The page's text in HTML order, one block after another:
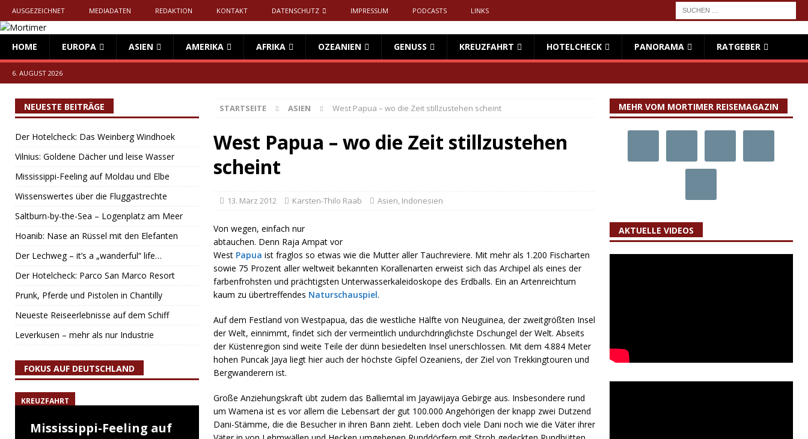
AUSGEZEICHNET MEDIADATEN REDAKTION KONTAKT DATENSCHUTZ IMPRESSUM PODCASTS LINKS
HOME EUROPA ASIEN AMERIKA AFRIKA OZEANIEN GENUSS KREUZFAHRT HOTELCHECK PANORAMA RATGEBER
6. AUGUST 2026
STARTSEITE ASIEN West Papua – wo die Zeit stillzustehen scheint
West Papua – wo die Zeit stillzustehen
scheint
13. März 2012 Karsten-Thilo Raab Asien, Indonesien
Von wegen, einfach nur
abtauchen. Denn Raja Ampat vor
West Papua ist fraglos so etwas wie die Mutter aller Tauchreviere. Mit mehr als 1.200 Fischarten
sowie 75 Prozent aller weltweit bekannten Korallenarten erweist sich das Archipel als eines der
farbenfrohsten und prächtigsten Unterwasserkaleidoskope des Erdballs. Ein an Artenreichtum
kaum zu übertreffendes Naturschauspiel.
Auf dem Festland von Westpapua, das die westliche Hälfte von Neuguinea, der zweitgrößten Insel
der Welt, einnimmt, findet sich der vermeintlich undurchdringlichste Dschungel der Welt. Abseits
der Küstenregion sind weite Teile der dünn besiedelten Insel unerschlossen. Mit dem 4.884 Meter
hohen Puncak Jaya liegt hier auch der höchste Gipfel Ozeaniens, der Ziel von Trekkingtouren und
Bergwanderern ist.
Große Anziehungskraft übt zudem das Balliemtal im Jayawijaya Gebirge aus. Insbesondere rund
um Wamena ist es vor allem die Lebensart der gut 100.000 Angehörigen der knapp zwei Dutzend
Dani-Stämme, die die Besucher in ihren Bann zieht. Leben doch viele Dani noch wie die Väter ihrer
NEUESTE BEITRÄGE
Der Hotelcheck: Das Weinberg Windhoek
Vilnius: Goldene Dächer und leise Wasser
Mississippi-Feeling auf Moldau und Elbe
Wissenswertes über die Fluggastrechte
Saltburn-by-the-Sea – Logenplatz am Meer
Hoanib: Nase an Rüssel mit den Elefanten
Der Lechweg – it’s a „wanderful“ life…
Der Hotelcheck: Parco San Marco Resort
Prunk, Pferde und Pistolen in Chantilly
Neueste Reiseerlebnisse auf dem Schiff
Leverkusen – mehr als nur Industrie
FOKUS AUF DEUTSCHLAND
KREUZFAHRT
Mississippi-Feeling auf
MEHR VOM MORTIMER REISEMAGAZIN
AKTUELLE VIDEOS